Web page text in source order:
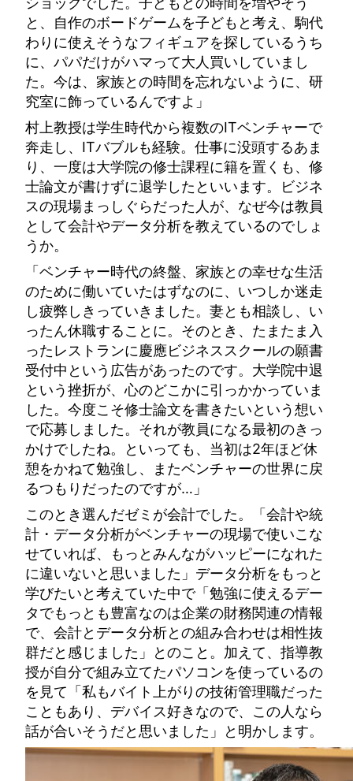
と、自作のボードゲームを子どもと考え、駒代
わりに使えそうなフィギュアを探しているうち
に、パパだけがハマって大人買いしていまし
た。今は、家族との時間を忘れないように、研
究室に飾っているんですよ」
村上教授は学生時代から複数のITベンチャーで
奔走し、ITバブルも経験。仕事に没頭するあま
り、一度は大学院の修士課程に籍を置くも、修
士論文が書けずに退学したといいます。ビジネ
スの現場まっしぐらだった人が、なぜ今は教員
として会計やデータ分析を教えているのでしょ
うか。
「ベンチャー時代の終盤、家族との幸せな生活
のために働いていたはずなのに、いつしか迷走
し疲弊しきっていきました。妻とも相談し、い
ったん休職することに。そのとき、たまたま入
ったレストランに慶應ビジネススクールの願書
受付中という広告があったのです。大学院中退
という挫折が、心のどこかに引っかかっていま
した。今度こそ修士論文を書きたいという想い
で応募しました。それが教員になる最初のきっ
かけでしたね。といっても、当初は2年ほど休
憩をかねて勉強し、またベンチャーの世界に戻
るつもりだったのですが…」
このとき選んだゼミが会計でした。「会計や統
計・データ分析がベンチャーの現場で使いこな
せていれば、もっとみんながハッピーになれた
に違いないと思いました」データ分析をもっと
学びたいと考えていた中で「勉強に使えるデー
タでもっとも豊富なのは企業の財務関連の情報
で、会計とデータ分析との組み合わせは相性抜
群だと感じました」とのこと。加えて、指導教
授が自分で組み立てたパソコンを使っているの
を見て「私もバイト上がりの技術管理職だった
こともあり、デバイス好きなので、この人なら
話が合いそうだと思いました」と明かします。